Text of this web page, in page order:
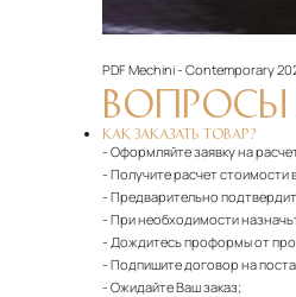
PDFMechini - Contemporary
ВОПРОСЫ
КАК ЗАКАЗАТЬ ТОВАР?
- Оформляйте заявку на
- Получите расчет стоимости
- Предварительно
- При необходимости
- Дождитесь проформы от
- Подпишите договор на
- Ожидайте Ваш заказ;